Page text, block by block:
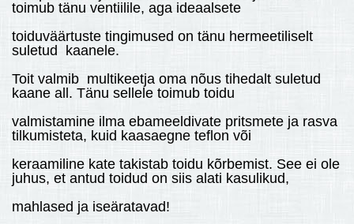
toimub tänu ventiilile, aga ideaalsete
toiduväärtuste tingimused on tänu hermeetiliselt
suletud kaanele.
Toit valmib multikeetja oma nõus tihedalt suletud
kaane all. Tänu sellele toimub toidu
valmistamine ilma ebameeldivate pritsmete ja rasva
tilkumisteta, kuid kaasaegne teflon või
keraamiline kate takistab toidu kõrbemist. See ei ole
juhus, et antud toidud on siis alati kasulikud,
mahlased ja iseäratavad!